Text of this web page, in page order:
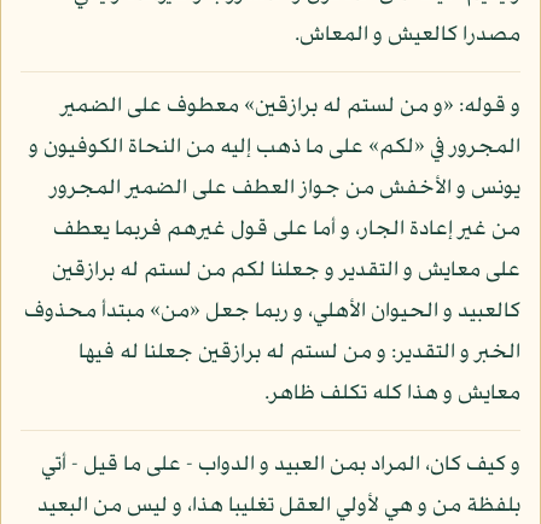
مصدرا كالعيش و المعاش.
و قوله: «و من لستم له برازقين» معطوف على الضمير
المجرور في «لكم» على ما ذهب إليه من النحاة الكوفيون و
يونس و الأخفش من جواز العطف على الضمير المجرور
من غير إعادة الجار، و أما على قول غيرهم فربما يعطف
على معايش و التقدير و جعلنا لكم من لستم له برازقين
كالعبيد و الحيوان الأهلي، و ربما جعل «من» مبتدأ محذوف
الخبر و التقدير: و من لستم له برازقين جعلنا له فيها
معايش و هذا كله تكلف ظاهر.
و كيف كان، المراد بمن العبيد و الدواب - على ما قيل - أتي
بلفظة من و هي لأولي العقل تغليبا هذا، و ليس من البعيد